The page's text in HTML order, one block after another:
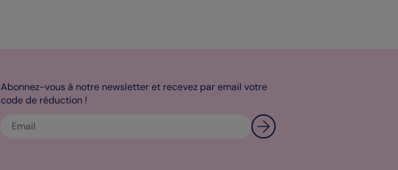
Abonnez-vous à notre newsletter et recevez par email votre
code de réduction !